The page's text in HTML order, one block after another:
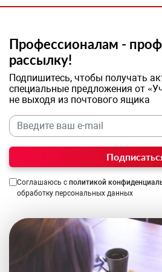
Профессионалам -
рассылку!
Подпишитесь, чтобы получать
специальные предложения от
не выходя из почтового ящика
Соглашаюсь с политикой
обработку персональных данных